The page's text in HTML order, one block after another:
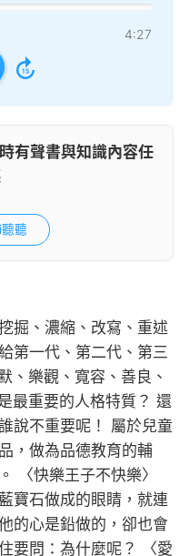
4:27
有聲書與知識內容任
聽
掘、濃縮、改寫、重述
第一代、第二代、第三
樂觀、寬容、善良、
最重要的人格特質？ 還
說不重要呢！ 屬於兒童
，做為品德教育的輔
〈快樂王子不快樂〉
寶石做成的眼睛，就連
的心是鉛做的，卻也會
要問：為什麼呢？ 〈愛